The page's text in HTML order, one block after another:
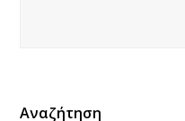
Αναζήτηση